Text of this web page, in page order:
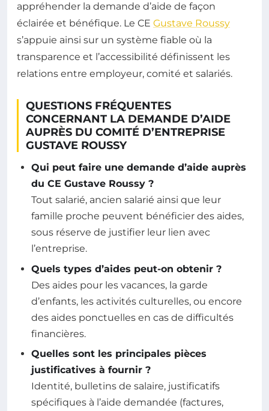
appréhender la demande d’aide de façon
éclairée et bénéfique. Le CE Gustave Roussy
s’appuie ainsi sur un système fiable où la
transparence et l’accessibilité définissent les
relations entre employeur, comité et salariés.
QUESTIONS FRÉQUENTES
CONCERNANT LA DEMANDE D’AIDE
AUPRÈS DU COMITÉ D’ENTREPRISE
GUSTAVE ROUSSY
Qui peut faire une demande d’aide auprès
du CE Gustave Roussy ?
Tout salarié, ancien salarié ainsi que leur
famille proche peuvent bénéficier des aides,
sous réserve de justifier leur lien avec
l’entreprise.
Quels types d’aides peut-on obtenir ?
Des aides pour les vacances, la garde
d’enfants, les activités culturelles, ou encore
des aides ponctuelles en cas de difficultés
financières.
Quelles sont les principales pièces
justificatives à fournir ?
Identité, bulletins de salaire, justificatifs
spécifiques à l’aide demandée (factures,